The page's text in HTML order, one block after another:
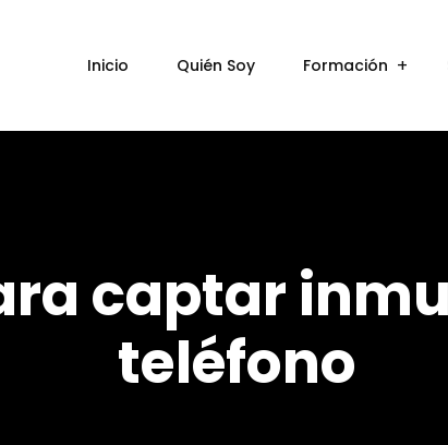
Inicio Quién Soy Formación
captar
teléfono